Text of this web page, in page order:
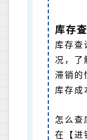
库存
库存查
况，了
滞销的
库存成
怎么查
在【进